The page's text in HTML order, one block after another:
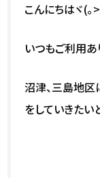
こんにちはヾ(｡
いつもご利用あ
沼津、三島地区
をしていきたい